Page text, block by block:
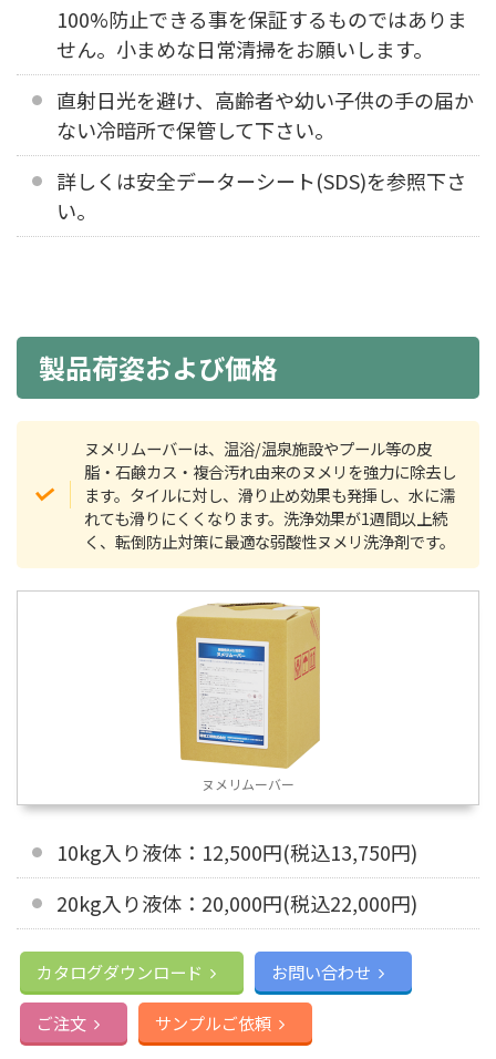
100%防止できる事を保証するものではありま
せん。小まめな日常清掃をお願いします。
直射日光を避け、高齢者や幼い子供の手の届か
ない冷暗所で保管して下さい。
詳しくは安全データーシート(SDS)を参照下さ
い。
製品荷姿および価格
ヌメリムーバーは、温浴/温泉施設やプール等の皮
脂・石鹸カス・複合汚れ由来のヌメリを強力に除去し
ます。タイルに対し、滑り止め効果も発揮し、水に濡
れても滑りにくくなります。洗浄効果が1週間以上続
く、転倒防止対策に最適な弱酸性ヌメリ洗浄剤です。
ヌメリムーバー
10kg入り液体：12,500円(税込13,750円)
20kg入り液体：20,000円(税込22,000円)
カタログダウンロード お問い合わせ
ご注文 サンプルご依頼